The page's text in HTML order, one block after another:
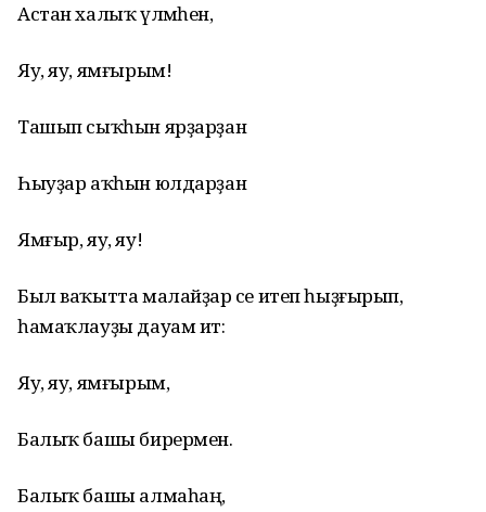
Астан халыҡ үлмәһен,
Яу, яу, ямғырым!
Ташып сыҡһын ярҙарҙан
Һыуҙар аҡһын юлдарҙан
Ямғыр, яу, яу!
Был ваҡытта малайҙар әсе итеп һыҙғырып,
һамаҡлауҙы дауам итә:
Яу, яу, ямғырым,
Балыҡ башы бирермен.
Балыҡ башы алмаһаң,